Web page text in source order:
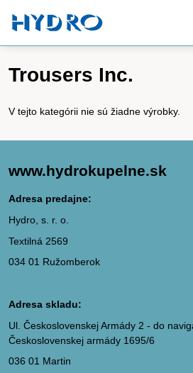
Trousers Inc.
V tejto kategórii nie sú žiadne výrobky.
www.hydrokupelne.sk
Adresa predajne:
Hydro, s. r. o.
Textilná 2569
034 01 Ružomberok
Adresa skladu:
Ul. Československej Armády 2 - do
Československej armády 1695/6
036 01 Martin